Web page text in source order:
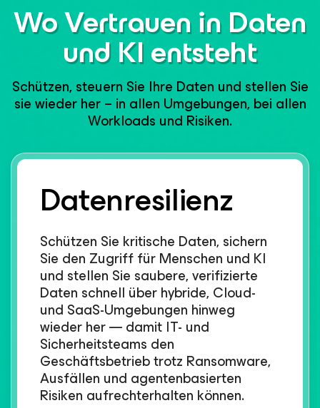
Wo Vertrauen in Daten
und KI entsteht​
Schützen, steuern Sie Ihre Daten und stellen Sie
sie wieder her – in allen Umgebungen, bei allen
Workloads und Risiken.​
Datenresilienz​
Schützen Sie kritische Daten, sichern
Sie den Zugriff für Menschen und KI
und stellen Sie saubere, verifizierte
Daten schnell über hybride, Cloud-
und SaaS-Umgebungen hinweg
wieder her — damit IT- und
Sicherheitsteams den
Geschäftsbetrieb trotz Ransomware,
Ausfällen und agentenbasierten
Risiken aufrechterhalten können.​